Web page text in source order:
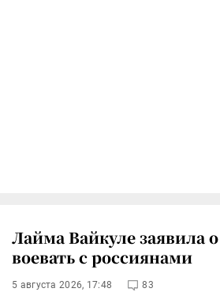
Лайма Вайкуле заявила
воевать с россиянами
5 августа 2026, 17:48 83